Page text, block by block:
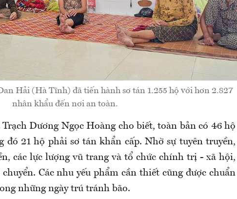
Hải (Hà Tĩnh) đã tiến hành sơ tán 1.255 hộ với hơn 2.827
nhân khẩu đến nơi an toàn.
Dương Ngọc Hoàng cho biết, toàn bản có 46 hộ
đó 21 hộ phải sơ tán khẩn cấp. Nhờ sự tuyên truyền,
các lực lượng vũ trang và tổ chức chính trị - xã hội,
Các nhu yếu phẩm cần thiết cũng được chuẩn
những ngày trú tránh bão.